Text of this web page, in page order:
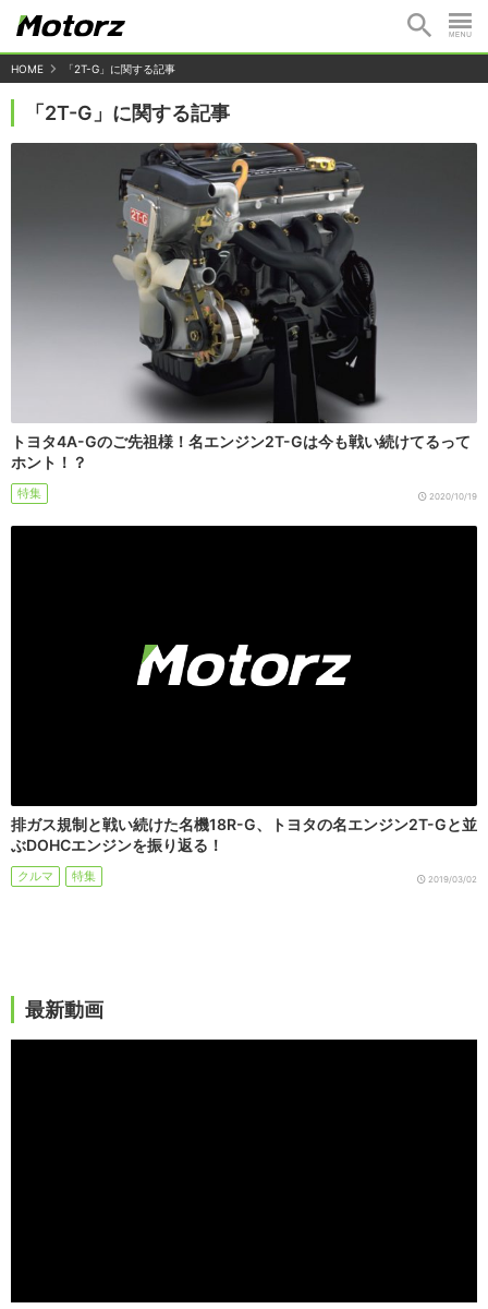
HOME 「2T-G」に関する記事
「2T-G」に関する記事
トヨタ4A-Gのご先祖様！名エンジン2T-Gは今も戦い続けてるって
ホント！？
特集 2020/10/19
排ガス規制と戦い続けた名機18R-G、トヨタの名エンジン2T-Gと並
ぶDOHCエンジンを振り返る！
クルマ 特集 2019/03/02
最新動画